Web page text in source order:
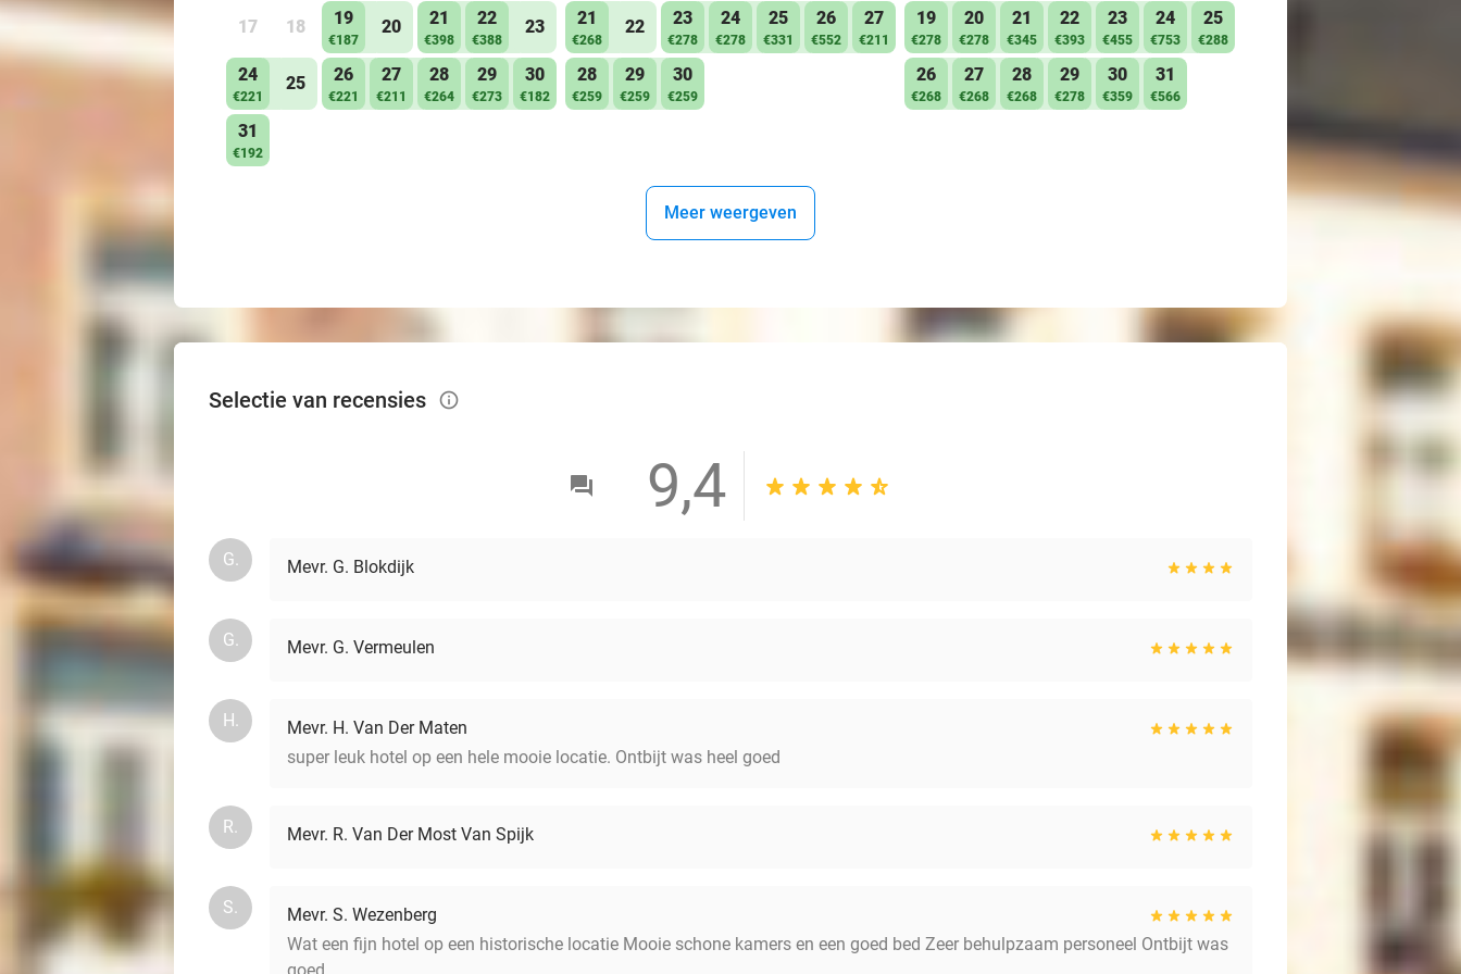
17 18 19
€187
20 21
€398
22
€388
23
24
€221
25 26
€221
27
€211
28
€264
29
€273
30
€182
31
€192
21
€268
22 23
€278
24
€278
25
€331
26
€552
27
€211
28
€259
29
€259
30
€259
19
€278
20
€278
21
€345
22
€393
23
€455
24
€753
25
€288
26
€268
27
€268
28
€268
29
€278
30
€359
31
€566
Meer weergeven
Selectie van recensies info_outlined
9,4
G. Mevr. G. Blokdijk
G. Mevr. G. Vermeulen
H.
Mevr. H. Van Der Maten
super leuk hotel op een hele mooie locatie. Ontbijt was heel goed
R. Mevr. R. Van Der Most Van Spijk
S.
Mevr. S. Wezenberg
Wat een fijn hotel op een historische locatie Mooie schone kamers en een goed bed Zeer behulpzaam personeel Ontbijt was